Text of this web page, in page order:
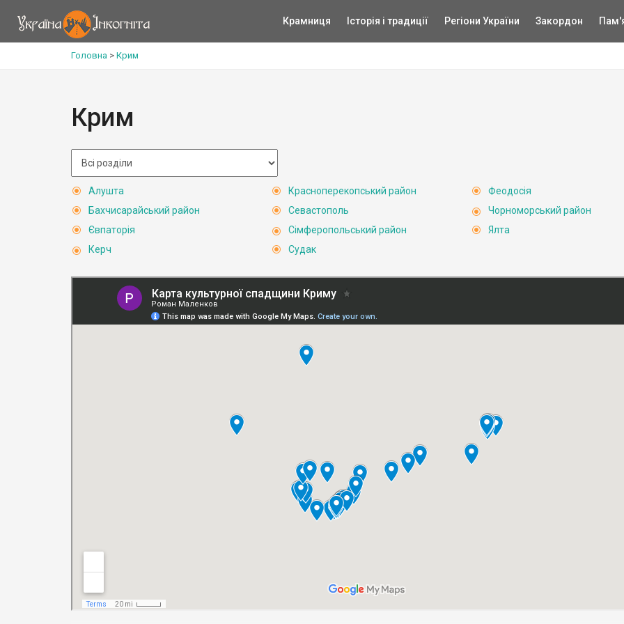
Крамниця Історія і традиції Регіони України Закордон
Головна > Крим
Крим
Алушта
Бахчисарайський район
Євпаторія
Керч
Красноперекопський район
Севастополь
Сімферопольський район
Судак
Феодосія
Чорноморський район
Ялта